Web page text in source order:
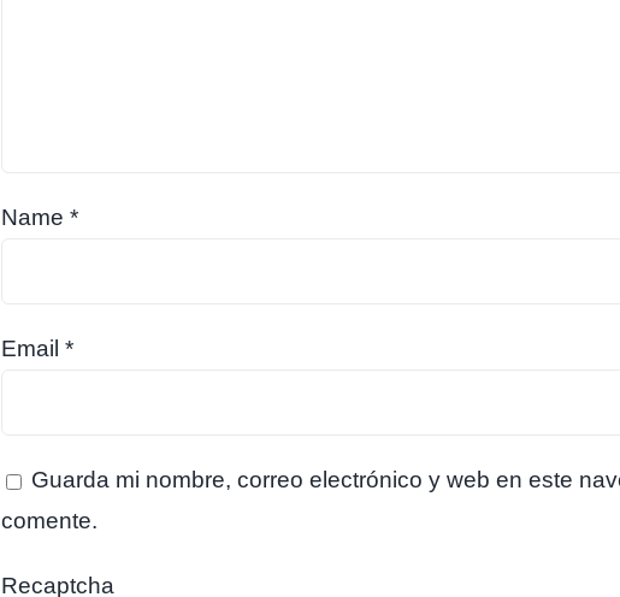
Name*
Email*
Guarda mi nombre, correo electrónico y web en este
comente.
Recaptcha